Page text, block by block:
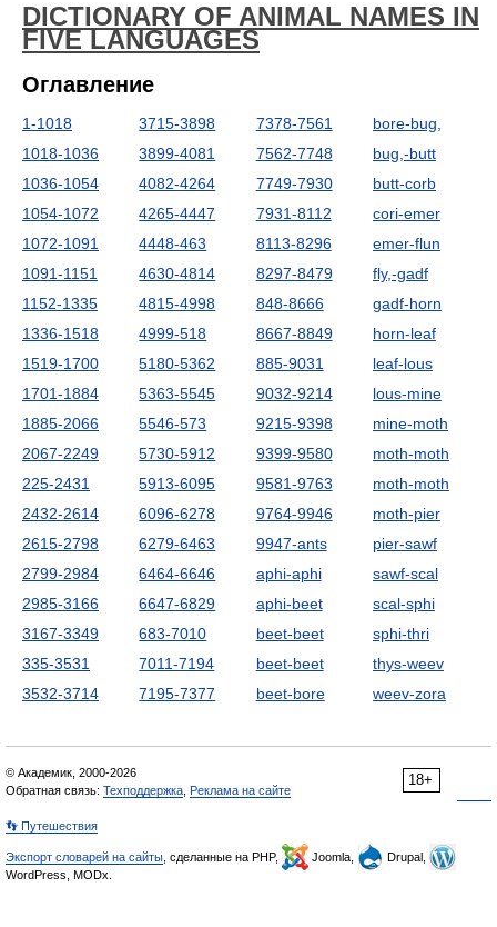
DICTIONARY OF ANIMAL NAMES IN
FIVE LANGUAGES
Оглавление
1-1018
1018-1036
1036-1054
1054-1072
1072-1091
1091-1151
1152-1335
1336-1518
1519-1700
1701-1884
1885-2066
2067-2249
225-2431
2432-2614
2615-2798
2799-2984
2985-3166
3167-3349
335-3531
3532-3714
3715-3898
3899-4081
4082-4264
4265-4447
4448-463
4630-4814
4815-4998
4999-518
5180-5362
5363-5545
5546-573
5730-5912
5913-6095
6096-6278
6279-6463
6464-6646
6647-6829
683-7010
7011-7194
7195-7377
7378-7561
7562-7748
7749-7930
7931-8112
8113-8296
8297-8479
848-8666
8667-8849
885-9031
9032-9214
9215-9398
9399-9580
9581-9763
9764-9946
9947-ants
aphi-aphi
aphi-beet
beet-beet
beet-beet
beet-bore
bore-bug,
bug,-butt
butt-corb
cori-emer
emer-flun
fly,-gadf
gadf-horn
horn-leaf
leaf-lous
lous-mine
mine-moth
moth-moth
moth-moth
moth-pier
pier-sawf
sawf-scal
scal-sphi
sphi-thri
thys-weev
weev-zora
18+
© Академик, 2000-2026
Обратная связь: Техподдержка Реклама на сайте
👣 Путешествия
Экспорт словарей на сайты , сделанные на PHP, Joomla,
Drupal,
WordPress, MODx.